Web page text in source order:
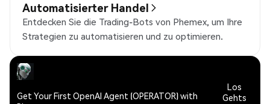
Automatisierter Handel
Entdecken Sie die Trading-Bots von Phemex, um Ihre
Strategien zu automatisieren und zu optimieren.
Get Your First OpenAI Agent (OPERATOR) with
Los
Gehts